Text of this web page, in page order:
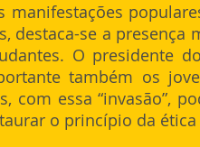
manifestações
destaca-se a
O presidente
também os
com essa “invasão”,
o princípio da